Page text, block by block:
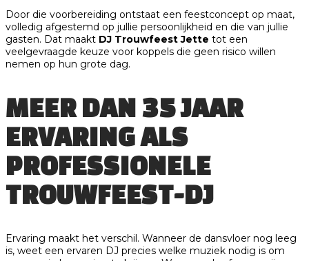
Door die voorbereiding ontstaat een feestconcept op maat,
volledig afgestemd op jullie persoonlijkheid en die van jullie
gasten. Dat maakt DJ Trouwfeest Jette tot een
veelgevraagde keuze voor koppels die geen risico willen
nemen op hun grote dag.
MEER DAN 35 JAAR
ERVARING ALS
PROFESSIONELE
TROUWFEEST-DJ
Ervaring maakt het verschil. Wanneer de dansvloer nog leeg
is, weet een ervaren DJ precies welke muziek nodig is om